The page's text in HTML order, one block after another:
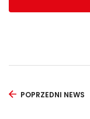
POPRZEDNI NEWS